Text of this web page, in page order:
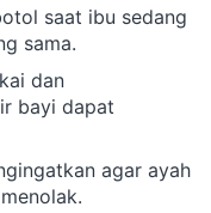
saat ibu sedang
sama.
dan
bayi dapat
agar ayah